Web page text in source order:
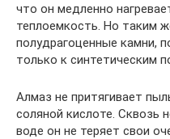
что он медленно
теплоемкость. Но таким
полудрагоценные камни,
только к синтетическим
Алмаз не притягивает
соляной кислоте. Сквозь
воде он не теряет свои